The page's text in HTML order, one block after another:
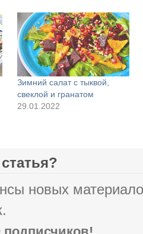
Зимний салат с тыквой,
свеклой и гранатом
29.01.2022
новых